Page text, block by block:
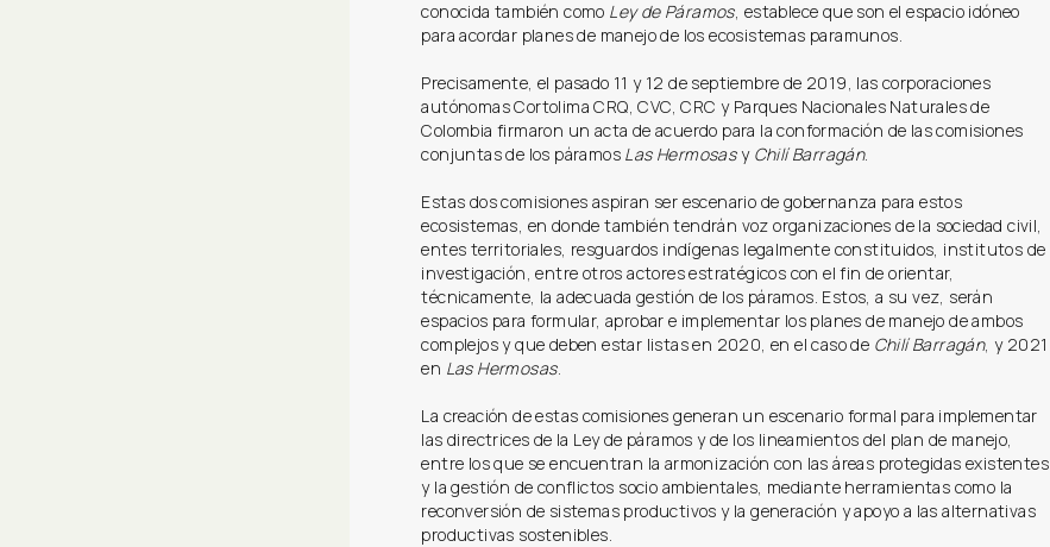
conocida también como Ley de Páramos, establece que son el espacio idóneo
para acordar planes de manejo de los ecosistemas paramunos.
Precisamente, el pasado 11 y 12 de septiembre de 2019, las corporaciones
autónomas Cortolima CRQ, CVC, CRC y Parques Nacionales Naturales de
Colombia firmaron un acta de acuerdo para la conformación de las comisiones
conjuntas de los páramos Las Hermosasy Chilí Barragán.
Estas dos comisiones aspiran ser escenario de gobernanza para estos
ecosistemas, en donde también tendrán voz organizaciones de la sociedad civil,
entes territoriales, resguardos indígenas legalmente constituidos, institutos de
investigación, entre otros actores estratégicos con el fin de orientar,
técnicamente, la adecuada gestión de los páramos. Estos, a su vez, serán
espacios para formular, aprobar e implementar los planes de manejo de ambos
complejos y que deben estar listas en 2020, en el caso de Chilí Barragán, y 2021
en Las Hermosas.
La creación de estas comisiones generan un escenario formal para implementar
las directrices de la Ley de páramos y de los lineamientos del plan de manejo,
entre los que se encuentran la armonización con las áreas protegidas existentes
y la gestión de conflictos socio ambientales, mediante herramientas como la
reconversión de sistemas productivos y la generación y apoyo a las alternativas
productivas sostenibles.